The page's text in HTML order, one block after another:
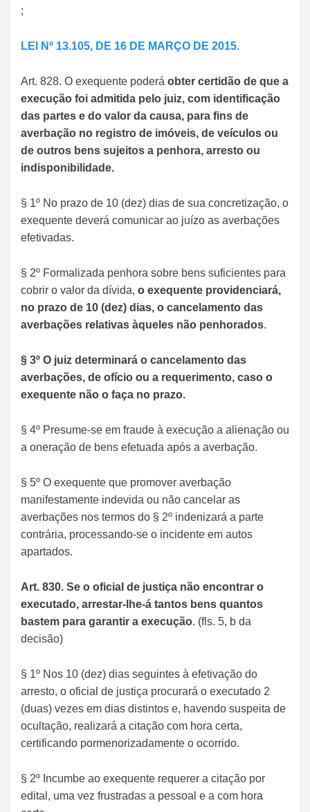
;
LEI Nº 13.105, DE 16 DE MARÇO DE 2015.
Art. 828. O exequente poderá obter certidão de que a
execução foi admitida pelo juiz, com identificação
das partes e do valor da causa, para fins de
averbação no registro de imóveis, de veículos ou
de outros bens sujeitos a penhora, arresto ou
indisponibilidade.
§ 1º No prazo de 10 (dez) dias de sua concretização, o
exequente deverá comunicar ao juízo as averbações
efetivadas.
§ 2º Formalizada penhora sobre bens suficientes para
cobrir o valor da dívida, o exequente providenciará,
no prazo de 10 (dez) dias, o cancelamento das
averbações relativas àqueles não penhorados.
§ 3º O juiz determinará o cancelamento das
averbações, de ofício ou a requerimento, caso o
exequente não o faça no prazo.
§ 4º Presume-se em fraude à execução a alienação ou
a oneração de bens efetuada após a averbação.
§ 5º O exequente que promover averbação
manifestamente indevida ou não cancelar as
averbações nos termos do § 2º indenizará a parte
contrária, processando-se o incidente em autos
apartados.
Art. 830. Se o oficial de justiça não encontrar o
executado, arrestar-lhe-á tantos bens quantos
bastem para garantir a execução. (fls. 5, b da
decisão)
§ 1º Nos 10 (dez) dias seguintes à efetivação do
arresto, o oficial de justiça procurará o executado 2
(duas) vezes em dias distintos e, havendo suspeita de
ocultação, realizará a citação com hora certa,
certificando pormenorizadamente o ocorrido.
§ 2º Incumbe ao exequente requerer a citação por
edital, uma vez frustradas a pessoal e a com hora